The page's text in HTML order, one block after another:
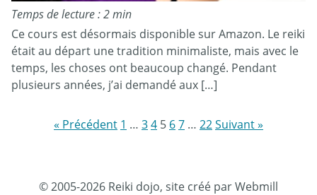
Temps de lecture : 2 min
Ce cours est désormais disponible sur Amazon. Le reiki
était au départ une tradition minimaliste, mais avec le
temps, les choses ont beaucoup changé. Pendant
plusieurs années, j’ai demandé aux […]
« Précédent 1 … 34 5 67 … 22Suivant »
© 2005-2026 Reiki dojo, site créé par Webmill